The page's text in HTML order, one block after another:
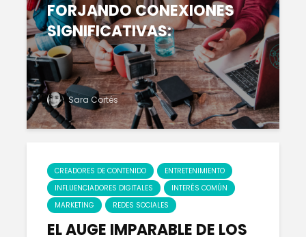
FORJANDO CONEXIONES
SIGNIFICATIVAS:
Sara Cortés
CREADORES DE CONTENIDO
ENTRETENIMIENTO
INFLUENCIADORES DIGITALES
INTERÉS COMÚN
MARKETING
REDES SOCIALES
EL AUGE IMPARABLE DE LOS
REDES SOCIALES
COOPERATIVAS
EN EL MUNDO
DIGITAL
La nueva forma
de poseer obras
de arte digital
La
Cuidar
Piel